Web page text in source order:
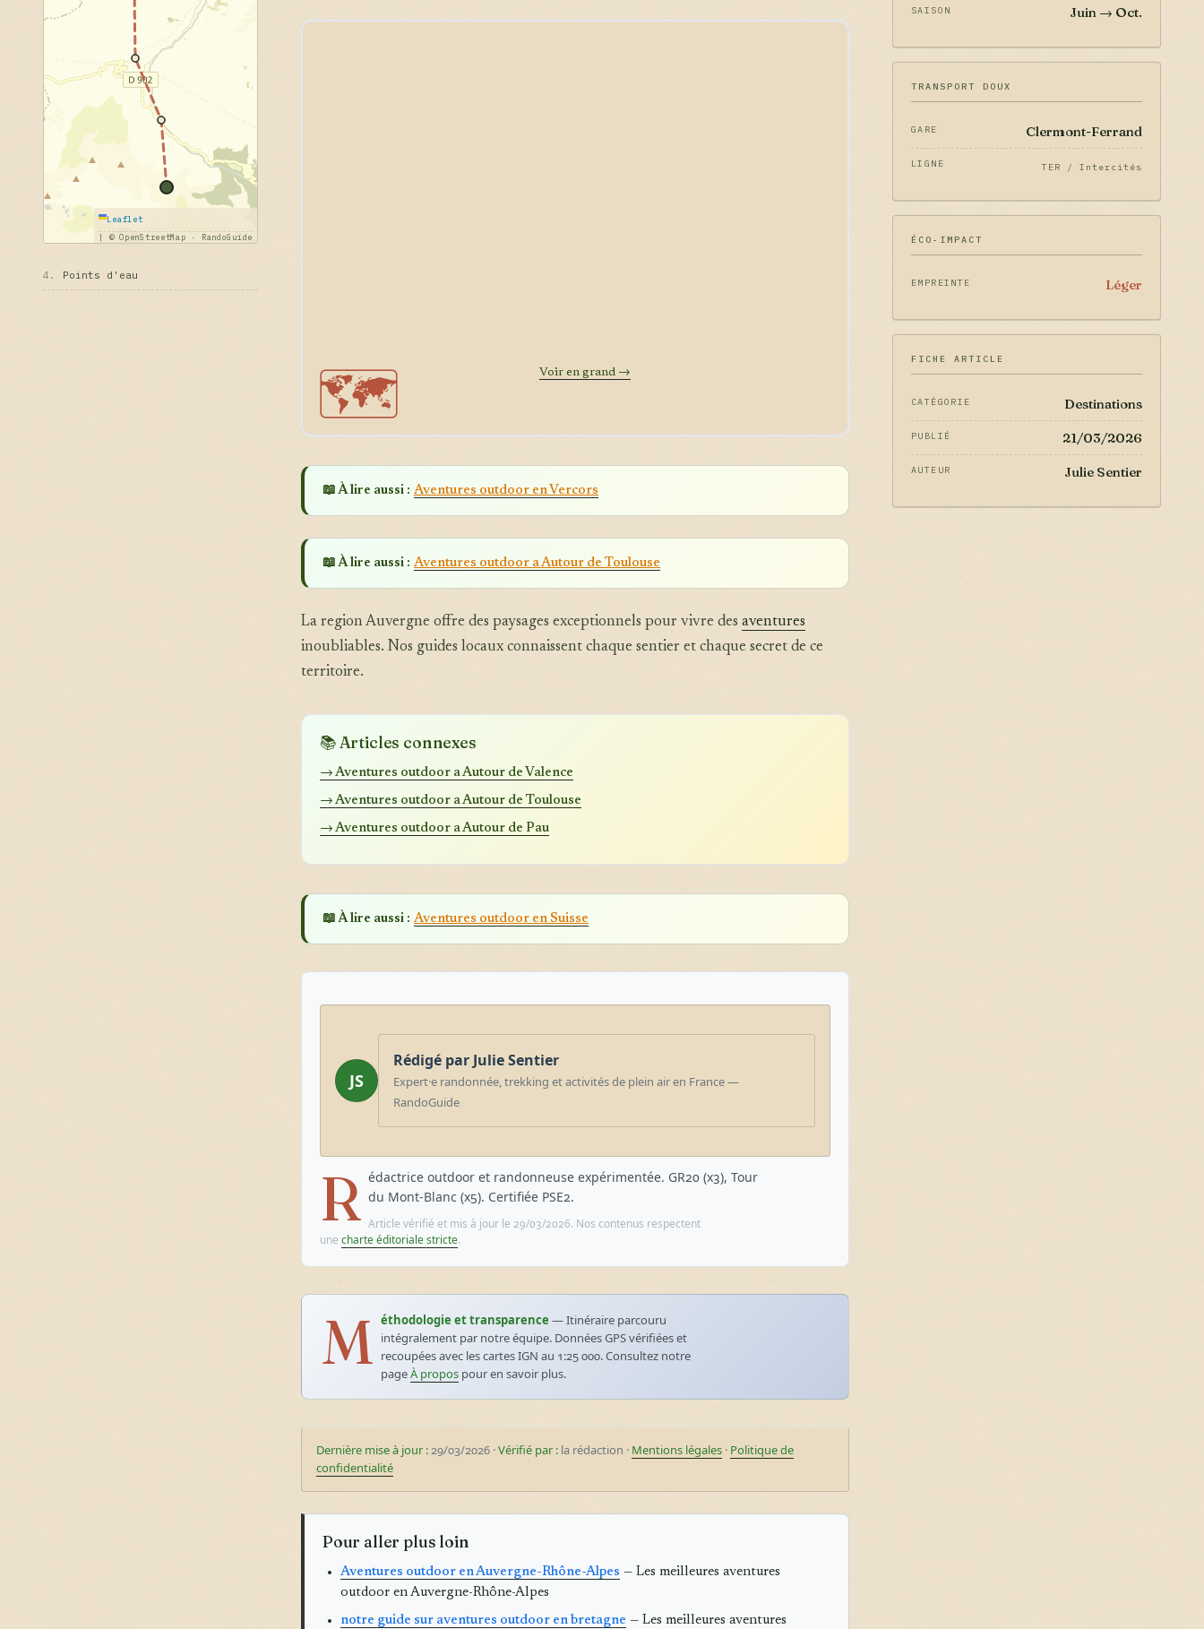
Leaflet
|
© OpenStreetMap · RandoGuide
4. Points d'eau
🗺️ Voir en grand →
📖 À lire aussi : Aventures outdoor en Vercors
📖 À lire aussi : Aventures outdoor a Autour de Toulouse
La region Auvergne offre des paysages exceptionnels pour vivre des aventures
inoubliables. Nos guides locaux connaissent chaque sentier et chaque secret de ce
territoire.
📚 Articles connexes
→ Aventures outdoor a Autour de Valence
→ Aventures outdoor a Autour de Toulouse
→ Aventures outdoor a Autour de Pau
📖 À lire aussi : Aventures outdoor en Suisse
JS
Rédigé par Julie Sentier
Expert·e randonnée, trekking et activités de plein air en France —
RandoGuide
R édactrice outdoor et randonneuse expérimentée. GR20 (x3), Tour
du Mont-Blanc (x5). Certifiée PSE2.
Article vérifié et mis à jour le 29/03/2026. Nos contenus respectent
une charte éditoriale stricte.
M éthodologie et transparence — Itinéraire parcouru
intégralement par notre équipe. Données GPS vérifiées et
recoupées avec les cartes IGN au 1:25 000. Consultez notre
pageÀ propos pour en savoir plus.
Dernière mise à jour :29/03/2026 ·Vérifié par : la rédaction · Mentions légales · Politique de
confidentialité
Pour aller plus loin
Aventures outdoor en Auvergne-Rhône-Alpes — Les meilleures aventures
outdoor en Auvergne-Rhône-Alpes
notre guide sur aventures outdoor en bretagne — Les meilleures aventures
SAISON Juin → Oct.
TRANSPORT DOUX
GARE Clermont-Ferrand
LIGNE TER / Intercités
ÉCO-IMPACT
EMPREINTE Léger
FICHE ARTICLE
CATÉGORIE Destinations
PUBLIÉ 21/03/2026
AUTEUR Julie Sentier